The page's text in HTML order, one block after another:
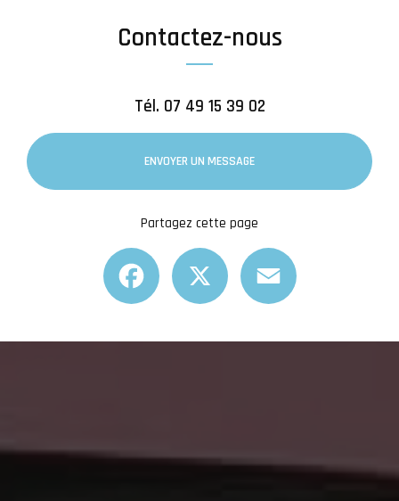
Contactez-nous
Tél. 07 49 15 39 02
ENVOYER UN MESSAGE
Partagez cette page
Facebook